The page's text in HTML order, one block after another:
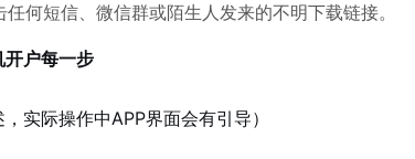
何短信、微信群或陌生人发来的不明下载链接。
户每一步
，实际操作中APP界面会有引导）